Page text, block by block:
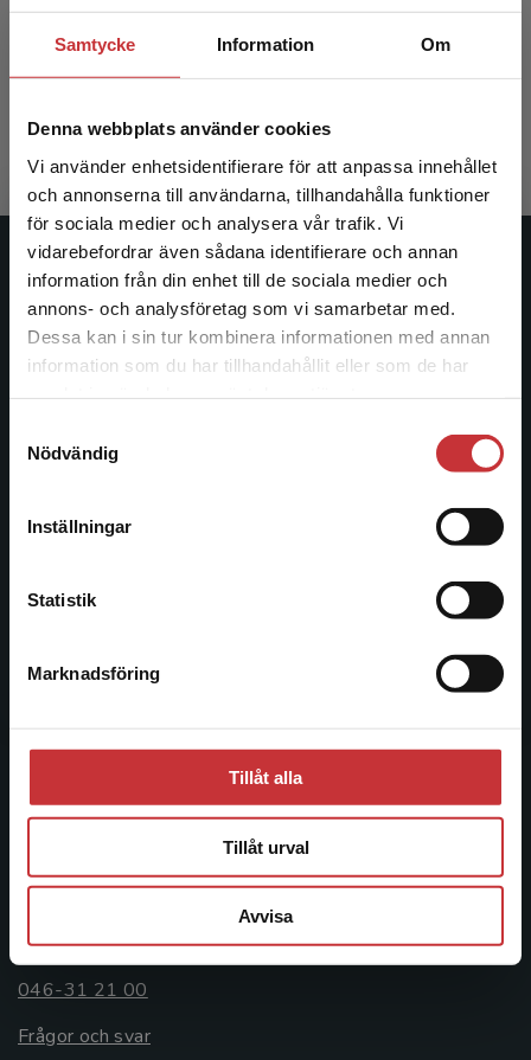
Samtycke Information Om
Denna webbplats använder cookies
Vi använder enhetsidentifierare för att anpassa innehållet
och annonserna till användarna, tillhandahålla funktioner
för sociala medier och analysera vår trafik. Vi
vidarebefordrar även sådana identifierare och annan
information från din enhet till de sociala medier och
annons- och analysföretag som vi samarbetar med.
Dessa kan i sin tur kombinera informationen med annan
information som du har tillhandahållit eller som de har
Nödvändig
Inställningar
Statistik
Marknadsföring
Tillåt alla
Tillåt urval
Avvisa
Begränsad fraktregion
Det verkar som att du besöker
studentlitteratur.se via en enhet utanför Sverige.
Vi erbjuder inte leveranser utanför Sverige. För
att kunna slutföra ett köp måste
Vård och behandling vid kärlsjukdomar
Wann-Hansson, Christine m.fl. (red.)
Exkl. moms: 402 kr
Studentlitteratur
Studentlitteratur grundades 1963 och är idag Sveriges
ledande utbildningsförlag. Med läromedel, kurslitteratur,
längs hela kunskapsresan.
Kontakta oss
046-31 20 00
Box 141
Åkergränden 1
226 60 Lund
Kundservice
Kontakta kundservice
046-31 21 00
Frågor och svar